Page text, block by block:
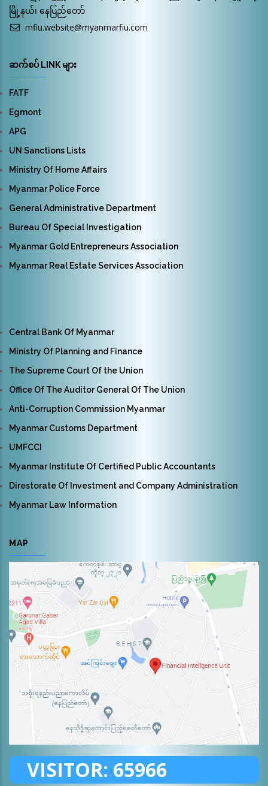
မြို့နယ်၊ နေပြည်တော်
mfiu.website@myanmarfiu.com
ဆက်စပ် LINK များ
FATF
Egmont
APG
UN Sanctions Lists
Ministry Of Home Affairs
Myanmar Police Force
General Administrative Department
Bureau Of Special Investigation
Myanmar Gold Entrepreneurs Association
Myanmar Real Estate Services Association
Central Bank Of Myanmar
Ministry Of Planning and Finance
The Supreme Court Of the Union
Office Of The Auditor General Of The Union
Anti-Corruption Commission Myanmar
Myanmar Customs Department
UMFCCI
Myanmar Institute Of Certified Public Accountants
Direstorate Of Investment and Company Administration
Myanmar Law Information
MAP
VISITOR: 65966